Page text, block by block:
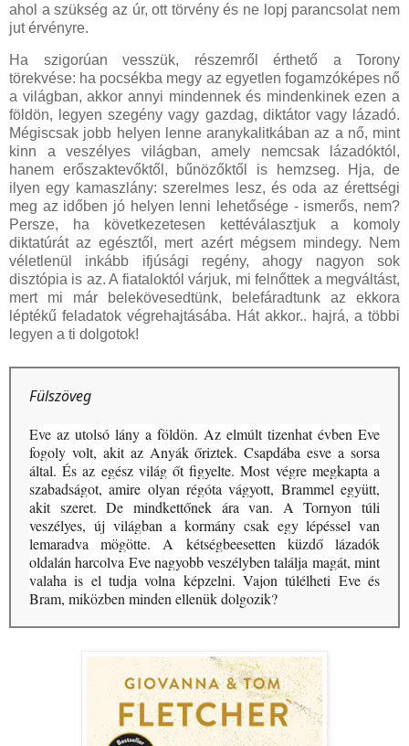
ahol a szükség az úr, ott törvény és ne lopj parancsolat nem
jut érvényre.
Ha szigorúan vesszük, részemről érthető a Torony
törekvése: ha pocsékba megy az egyetlen fogamzóképes nő
a világban, akkor annyi mindennek és mindenkinek ezen a
földön, legyen szegény vagy gazdag, diktátor vagy lázadó.
Mégiscsak jobb helyen lenne aranykalitkában az a nő, mint
kinn a veszélyes világban, amely nemcsak lázadóktól,
hanem erőszaktevőktől, bűnözőktől is hemzseg. Hja, de
ilyen egy kamaszlány: szerelmes lesz, és oda az érettségi
meg az időben jó helyen lenni lehetősége - ismerős, nem?
Persze, ha következetesen kettéválasztjuk a komoly
diktatúrát az egésztől, mert azért mégsem mindegy. Nem
véletlenül inkább ifjúsági regény, ahogy nagyon sok
disztópia is az. A fiataloktól várjuk, mi felnőttek a megváltást,
mert mi már belekövesedtünk, belefáradtunk az ekkora
léptékű feladatok végrehajtásába. Hát akkor.. hajrá, a többi
legyen a ti dolgotok!
Fülszöveg
Eve az utolsó lány a földön. Az elmúlt tizenhat évben Eve
fogoly volt, akit az Anyák őriztek. Csapdába esve a sorsa
által. És az egész világ őt figyelte. Most végre megkapta a
szabadságot, amire olyan régóta vágyott, Brammel együtt,
akit szeret. De mindkettőnek ára van. A Tornyon túli
veszélyes, új világban a kormány csak egy lépéssel van
lemaradva mögötte. A kétségbeesetten küzdő lázadók
oldalán harcolva Eve nagyobb veszélyben találja magát, mint
valaha is el tudja volna képzelni. Vajon túlélheti Eve és
Bram, miközben minden ellenük dolgozik?